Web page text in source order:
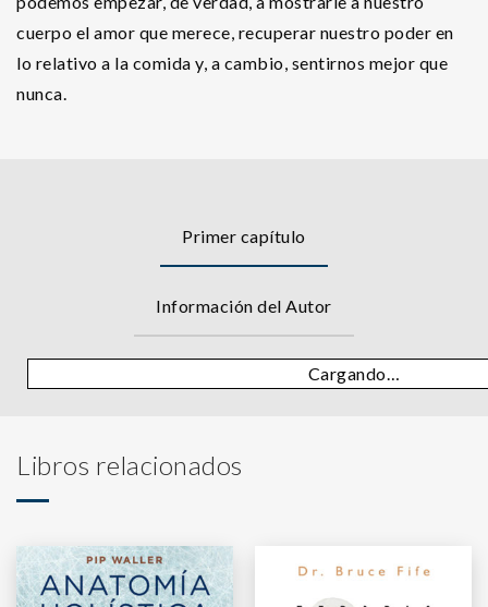
cuerpo el amor que merece, recuperar nuestro poder en
lo relativo a la comida y, a cambio, sentirnos mejor que
nunca.
Primer capítulo
Información del Autor
Cargando…
Libros relacionados